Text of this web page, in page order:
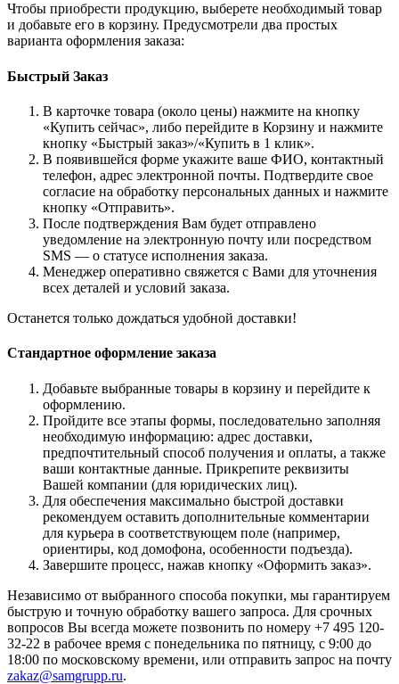
Чтобы приобрести продукцию, выберете необходимый товар
и добавьте его в корзину. Предусмотрели два простых
варианта оформления заказа:
Быстрый Заказ
В карточке товара (около цены) нажмите на кнопку
«Купить сейчас», либо перейдите в Корзину и нажмите
кнопку «Быстрый заказ»/«Купить в 1 клик».
В появившейся форме укажите ваше ФИО, контактный
телефон, адрес электронной почты. Подтвердите свое
согласие на обработку персональных данных и нажмите
кнопку «Отправить».
После подтверждения Вам будет отправлено
уведомление на электронную почту или посредством
SMS — о статусе исполнения заказа.
Менеджер оперативно свяжется с Вами для уточнения
всех деталей и условий заказа.
Останется только дождаться удобной доставки!
Стандартное оформление заказа
Добавьте выбранные товары в корзину и перейдите к
оформлению.
Пройдите все этапы формы, последовательно заполняя
необходимую информацию: адрес доставки,
предпочтительный способ получения и оплаты, а также
ваши контактные данные. Прикрепите реквизиты
Вашей компании (для юридических лиц).
Для обеспечения максимально быстрой доставки
рекомендуем оставить дополнительные комментарии
для курьера в соответствующем поле (например,
ориентиры, код домофона, особенности подъезда).
Завершите процесс, нажав кнопку «Оформить заказ».
Независимо от выбранного способа покупки, мы гарантируем
быструю и точную обработку вашего запроса. Для срочных
вопросов Вы всегда можете позвонить по номеру +7 495 120-
32-22 в рабочее время с понедельника по пятницу, с 9:00 до
18:00 по московскому времени, или отправить запрос на почту
zakaz@samgrupp.ru.